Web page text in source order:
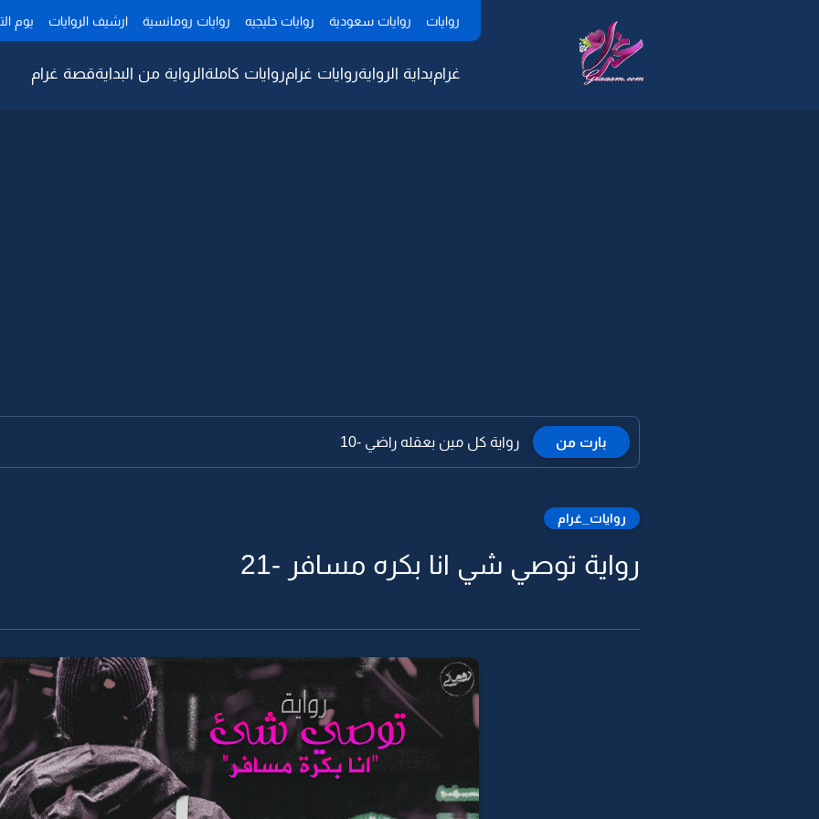
روايات روايات سعودية روايات خليجيه روايات رومانسية ارشيف الروايات يوم
غرامبداية الروايةروايات غرامروايات كاملةالرواية من البدايةقصة غرام
بارت من رواية كل مين بعقله راضي -10
روايات_غرام
رواية توصي شي انا بكره مسافر -21